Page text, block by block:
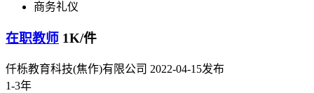
商务礼仪
在职教师 1K/件
仟栎教育科技(焦作)有限公司 2022-04-15发布
1-3年